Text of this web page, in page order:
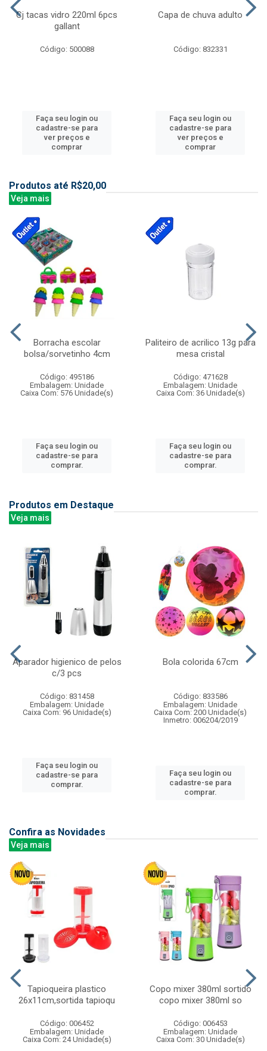
Cj tacas vidro 220ml 6pcs
gallant
Código: 500088
Faça seu login ou
cadastre-se para
ver preços e
comprar
Capa de chuva adulto
Código: 832331
Faça seu login ou
cadastre-se para
ver preços e
comprar
Produtos até R$20,00
Veja mais
Borracha escolar
bolsa/sorvetinho 4cm
Código: 495186
Embalagem: Unidade
Caixa Com: 576 Unidade(s)
Faça seu login ou
cadastre-se para
comprar.
Paliteiro de acrilico 13g para
mesa cristal
Código: 471628
Embalagem: Unidade
Caixa Com: 36 Unidade(s)
Faça seu login ou
cadastre-se para
comprar.
Produtos em Destaque
Veja mais
Aparador higienico de pelos
c/3 pcs
Código: 831458
Embalagem: Unidade
Caixa Com: 96 Unidade(s)
Faça seu login ou
cadastre-se para
comprar.
Bola colorida 67cm
Código: 833586
Embalagem: Unidade
Caixa Com: 200 Unidade(s)
Inmetro: 006204/2019
Faça seu login ou
cadastre-se para
comprar.
Confira as Novidades
Veja mais
Tapioqueira plastico
26x11cm,sortida tapioqu
Código: 006452
Embalagem: Unidade
Caixa Com: 24 Unidade(s)
Copo mixer 380ml sortido
copo mixer 380ml so
Código: 006453
Embalagem: Unidade
Caixa Com: 30 Unidade(s)